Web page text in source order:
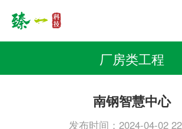
厂房类工程
南钢智慧中心
发布时间：2024-04-02